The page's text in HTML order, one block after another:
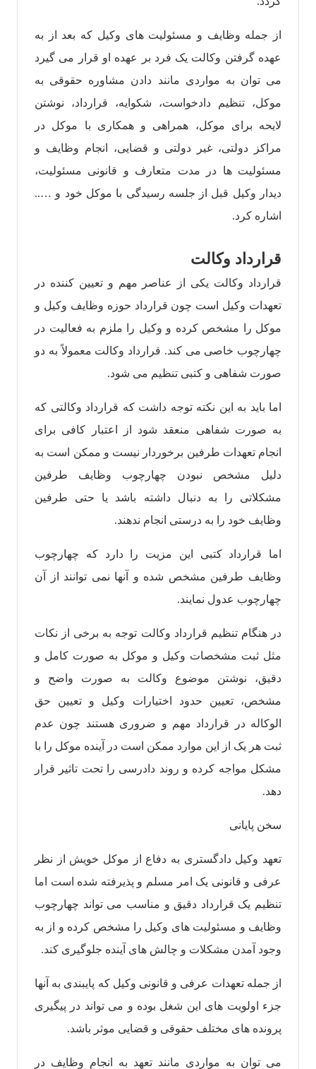
از جمله وظایف و مسئولیت های وکیل که بعد از به
عهده گرفتن وکالت یک فرد بر عهده او قرار می گیرد
می توان به مواردی مانند دادن مشاوره حقوقی به
موکل، تنظیم دادخواست، شکوایه، قرارداد، نوشتن
لایحه برای موکل، همراهی و همکاری با موکل در
مراکز دولتی، غیر دولتی و قضایی، انجام وظایف و
مسئولیت ها در مدت متعارف و قانونی مسئولیت،
دیدار وکیل قبل از جلسه رسیدگی با موکل خود و …..
اشاره کرد.
قرارداد وکالت
قرارداد وکالت یکی از عناصر مهم و تعیین کننده در
تعهدات وکیل است چون قرارداد حوزه وظایف وکیل و
موکل را مشخص کرده و وکیل را ملزم به فعالیت در
چهارچوب خاصی می کند. قرارداد وکالت معمولاً به دو
صورت شفاهی و کتبی تنظیم می شود.
اما باید به این نکته توجه داشت که قرارداد وکالتی که
به صورت شفاهی منعقد شود از اعتبار کافی برای
انجام تعهدات طرفین برخوردار نیست و ممکن است به
دلیل مشخص نبودن چهارچوب وظایف طرفین
مشکلاتی را به دنبال داشته باشد یا حتی طرفین
وظایف خود را به درستی انجام ندهند.
اما قرارداد کتبی این مزیت را دارد که چهارچوب
وظایف طرفین مشخص شده و آنها نمی توانند از آن
چهارچوب عدول نمایند.
در هنگام تنظیم قرارداد وکالت توجه به برخی از نکات
مثل ثبت مشخصات وکیل و موکل به صورت کامل و
دقیق، نوشتن موضوع وکالت به صورت واضح و
مشخص، تعیین حدود اختیارات وکیل و تعیین حق
الوکاله در قرارداد مهم و ضروری هستند چون عدم
ثبت هر یک از این موارد ممکن است در آینده موکل را با
مشکل مواجه کرده و روند دادرسی را تحت تاثیر قرار
دهد.
سخن پایانی
تعهد وکیل دادگستری به دفاع از موکل خویش از نظر
عرفی و قانونی یک امر مسلم و پذیرفته شده است اما
تنظیم یک قرارداد دقیق و مناسب می تواند چهارچوب
وظایف و مسئولیت های وکیل را مشخص کرده و از به
وجود آمدن مشکلات و چالش های آینده جلوگیری کند.
از جمله تعهدات عرفی و قانونی وکیل که پایبندی به آنها
جزء اولویت های این شغل بوده و می تواند در پیگیری
پرونده های مختلف حقوقی و قضایی موثر باشد.
می توان به مواردی مانند تعهد به انجام وظایف در